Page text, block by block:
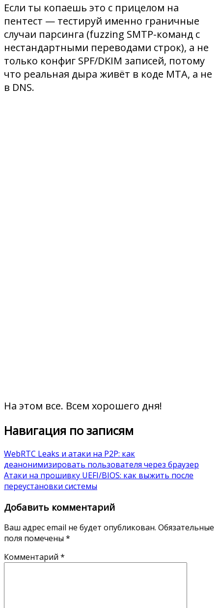
Если ты копаешь это с прицелом на
пентест — тестируй именно граничные
случаи парсинга (fuzzing SMTP-команд с
нестандартными переводами строк), а не
только конфиг SPF/DKIM записей, потому
что реальная дыра живёт в коде MTA, а не
в DNS.
На этом все. Всем хорошего дня!
Навигация по записям
WebRTC Leaks и атаки на P2P: как
деанонимизировать пользователя через браузер
Атаки на прошивку UEFI/BIOS: как выжить после
переустановки системы
Добавить комментарий
Ваш адрес email не будет опубликован. Обязательные
поля помечены *
Комментарий *